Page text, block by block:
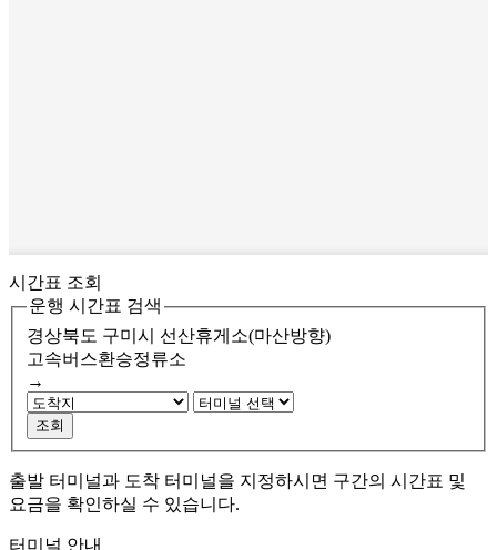
시간표 조회
운행 시간표 검색
경상북도 구미시
선산휴게소(마산방향)
고속버스환승정류소
→
조회
출발 터미널과 도착 터미널을 지정하시면 구간의 시간표 및
요금을 확인하실 수 있습니다.
터미널 안내